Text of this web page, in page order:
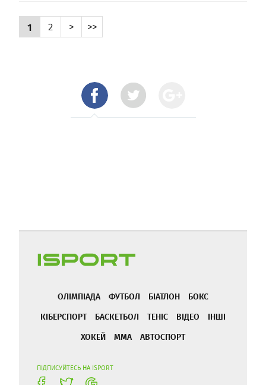
1 2 > >>
ОЛІМПІАДА ФУТБОЛ БІАТЛОН
БОКС
КІБЕРСПОРТ
БАСКЕТБОЛ ТЕНІС ВІДЕО
ІНШІ
ХОКЕЙ
ММА АВТОСПОРТ
ПІДПИСУЙТЕСЬ НА ISPORT